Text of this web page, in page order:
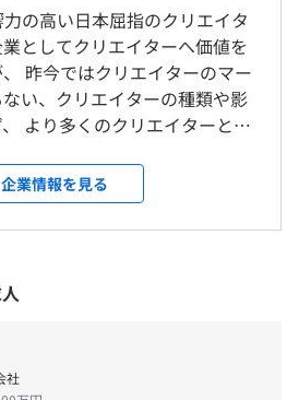
ECS、Amazon
1号 ミッドタウン・タワー 28階
る事項
能場所あり）
食時間は業務の都合により各々
20時間／月
年実績）☆
期間内に3日間取得可能）
誕生月につき1日付与）
の高い日本屈指のクリエイタ
としてクリエイターへ価値を
昨今ではクリエイターのマー
い、クリエイターの種類や影
より多くのクリエイターとの
自社プロダクトを介した価値
イクロ・
、Tiktokライバーなど、あら
を構築し、 「クリエイターと
うすべての人にたいして、安
を届けることを目指していま
企業情報を見る
社